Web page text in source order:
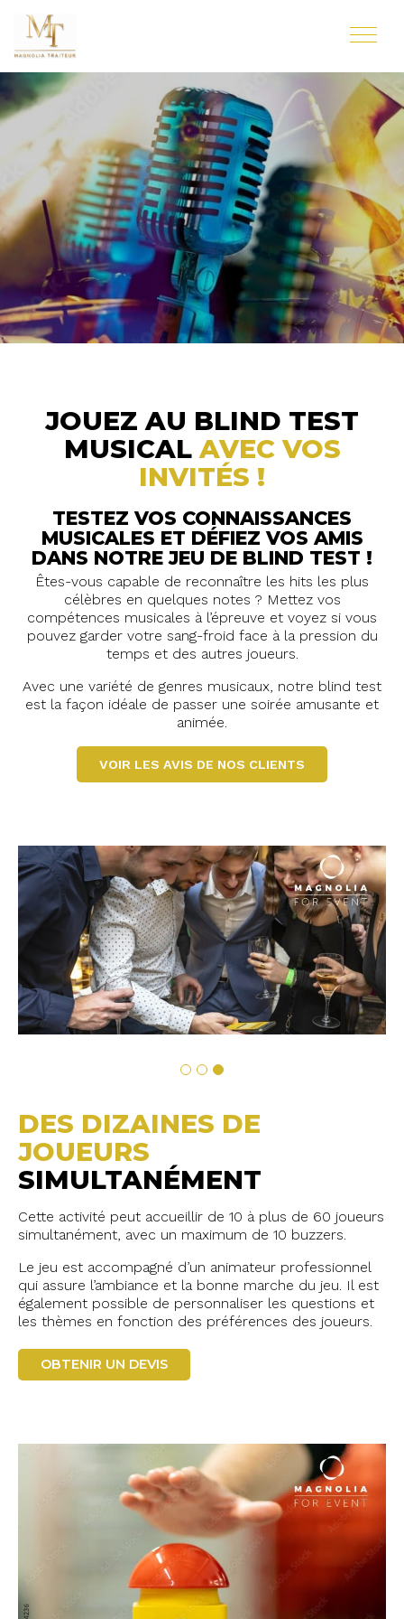
JOUEZ AU BLIND TEST
MUSICALAVEC VOS
INVITÉS !
TESTEZ VOS CONNAISSANCES
MUSICALES ET DÉFIEZ VOS AMIS
DANS NOTRE JEU DE BLIND TEST !
Êtes-vous capable de reconnaître les hits les plus
célèbres en quelques notes ? Mettez vos
compétences musicales à l’épreuve et voyez si vous
pouvez garder votre sang-froid face à la pression du
temps et des autres joueurs.
Avec une variété de genres musicaux, notre blind test
est la façon idéale de passer une soirée amusante et
animée.
VOIR LES AVIS DE NOS CLIENTS
DES DIZAINES DE
JOUEURS
SIMULTANÉMENT
Cette activité peut accueillir de 10 à plus de 60 joueurs
simultanément, avec un maximum de 10 buzzers.
Le jeu est accompagné d’un animateur professionnel
qui assure l’ambiance et la bonne marche du jeu. Il est
également possible de personnaliser les questions et
les thèmes en fonction des préférences des joueurs.
OBTENIR UN DEVIS